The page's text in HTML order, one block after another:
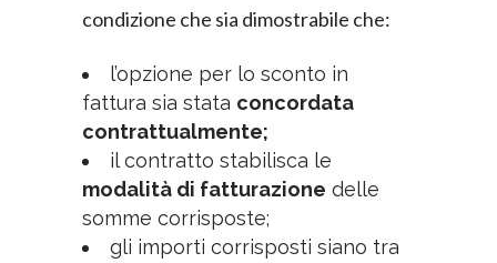
condizione che sia dimostrabile che:
l’opzione per lo sconto in
fattura sia stata concordata
contrattualmente;
il contratto stabilisca le
modalità di fatturazione delle
somme corrisposte;
gli importi corrisposti siano tra